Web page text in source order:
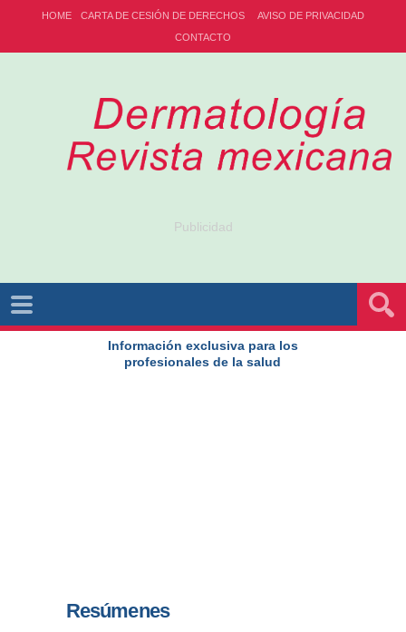
HOME CARTA DE CESIÓN DE DERECHOS
AVISO DE PRIVACIDAD
CONTACTO
Publicidad
Información exclusiva para los
profesionales de la salud
Resúmenes